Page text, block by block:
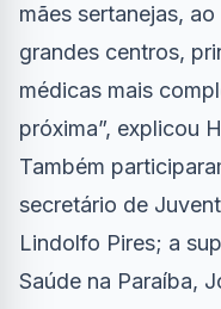
mães sertanejas,
grandes centros,
médicas mais
próxima”, explicou
Também
secretário de
Lindolfo Pires; a
Saúde na Paraíba,